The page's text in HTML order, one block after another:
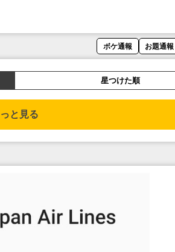
ボケ通報 お題通報
星つけた順
と見る